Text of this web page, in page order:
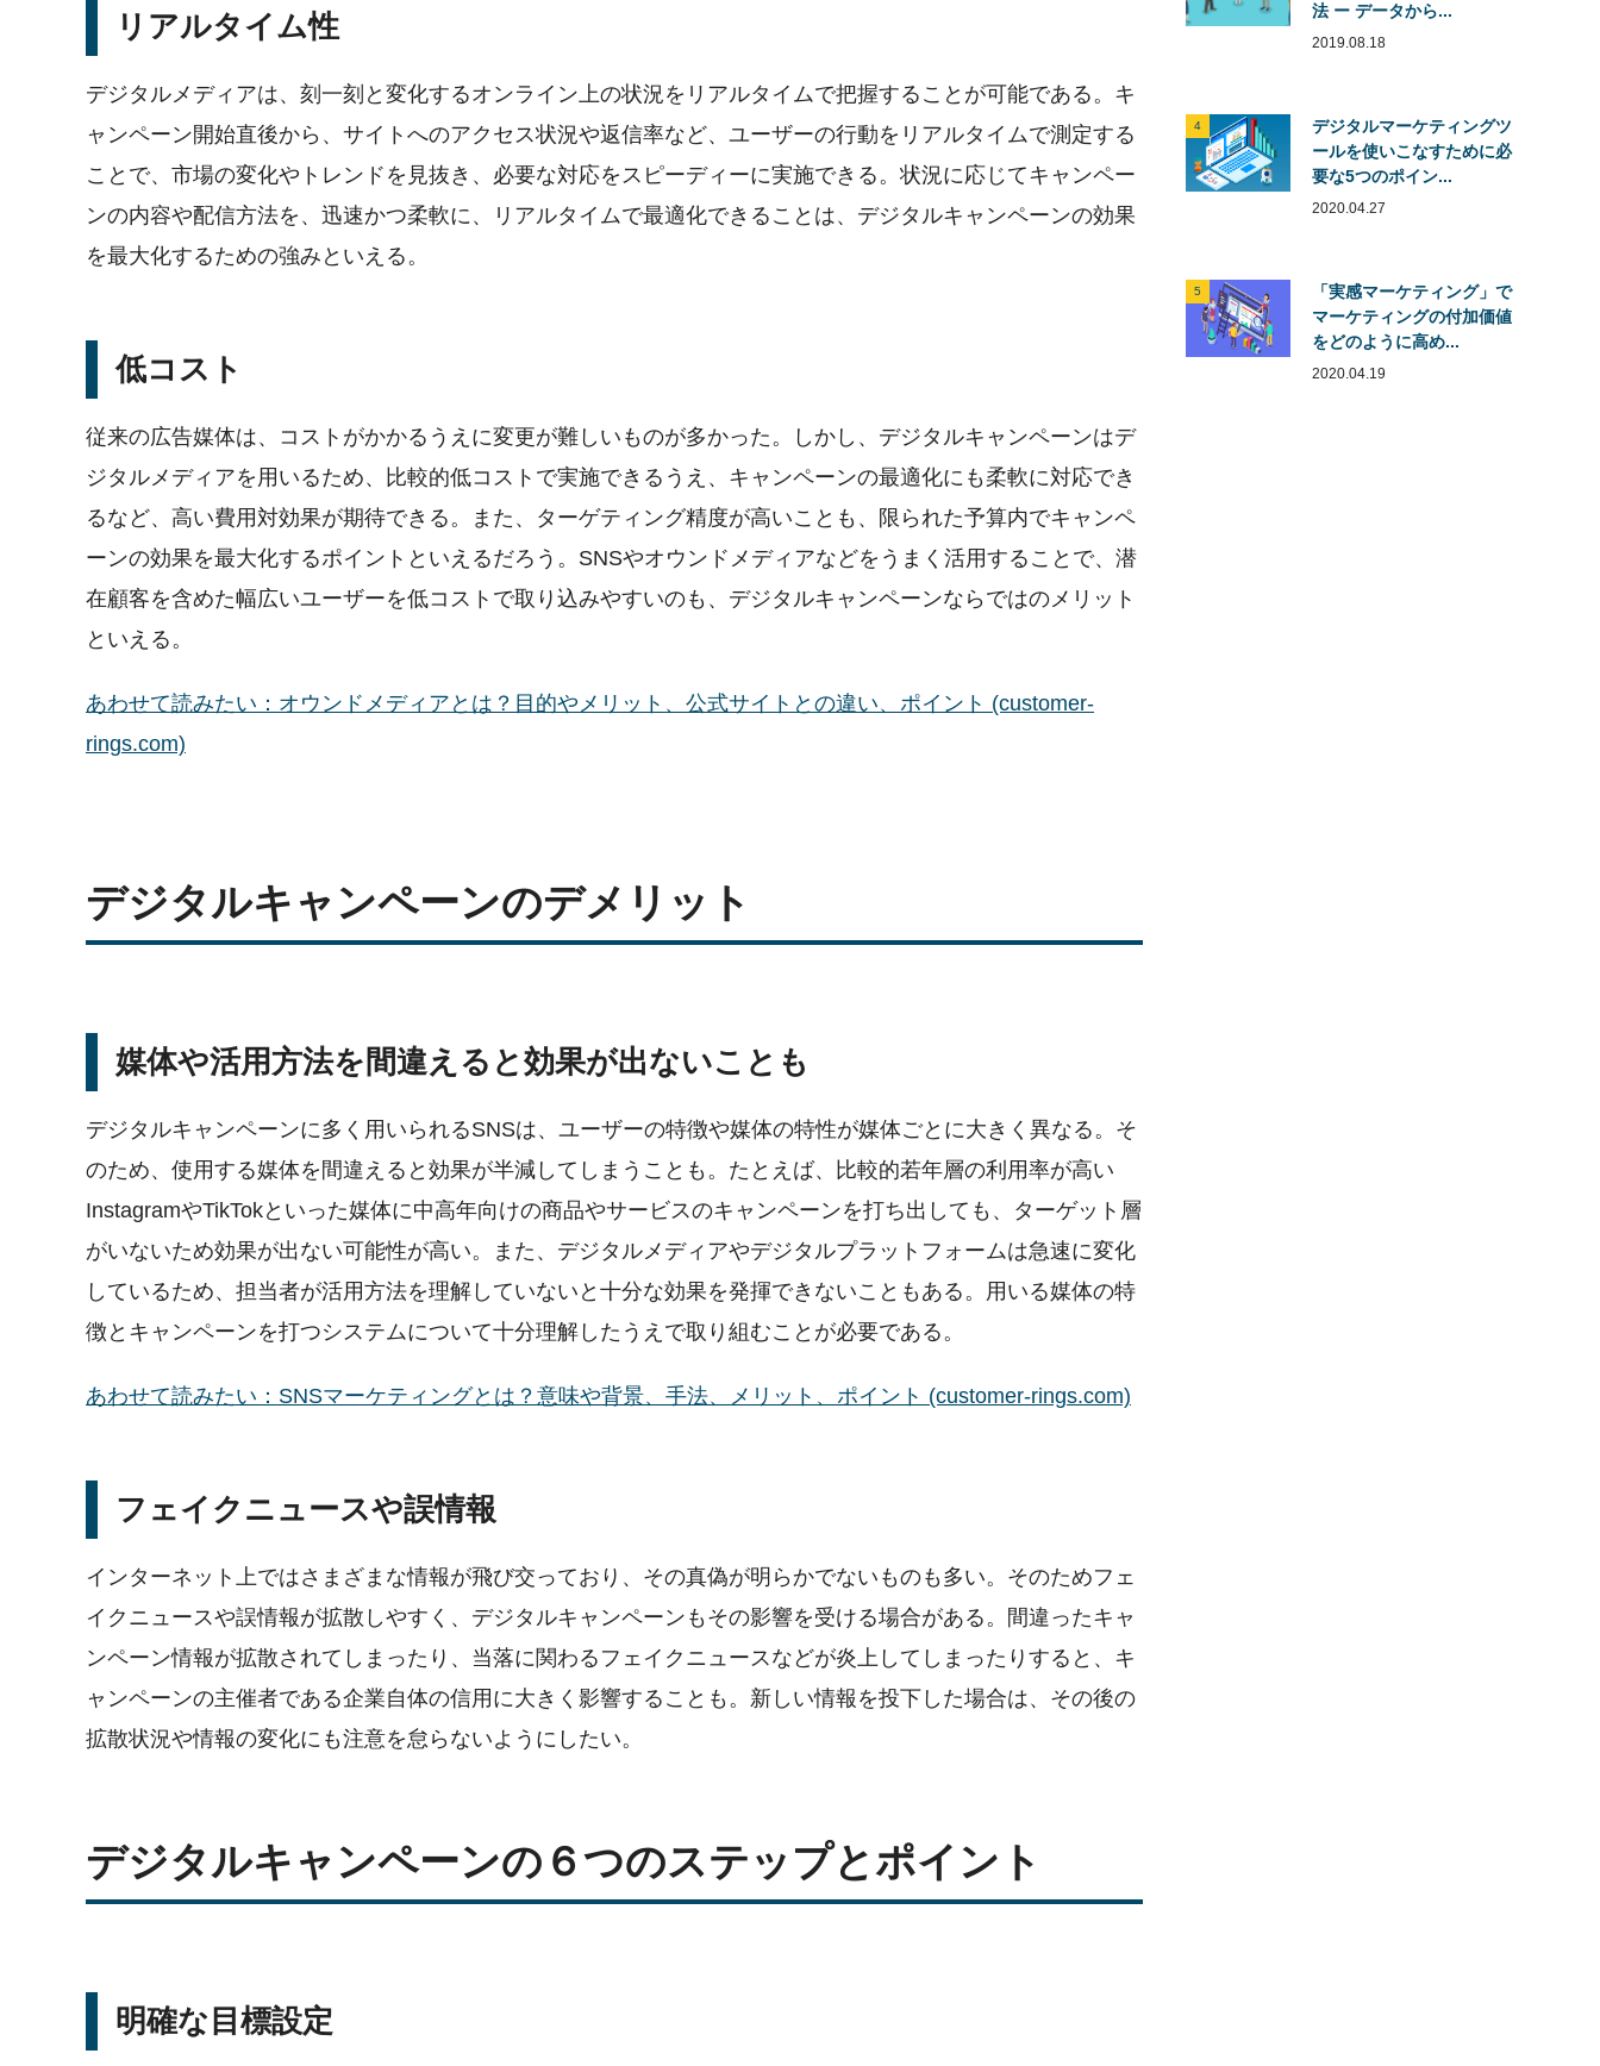
リアルタイム性
デジタルメディアは、刻一刻と変化するオンライン上の状況をリアルタイムで把握することが可能である。キ
ャンペーン開始直後から、サイトへのアクセス状況や返信率など、ユーザーの行動をリアルタイムで測定する
ことで、市場の変化やトレンドを見抜き、必要な対応をスピーディーに実施できる。状況に応じてキャンペー
ンの内容や配信方法を、迅速かつ柔軟に、リアルタイムで最適化できることは、デジタルキャンペーンの効果
を最大化するための強みといえる。
低コスト
従来の広告媒体は、コストがかかるうえに変更が難しいものが多かった。しかし、デジタルキャンペーンはデ
ジタルメディアを用いるため、比較的低コストで実施できるうえ、キャンペーンの最適化にも柔軟に対応でき
るなど、高い費用対効果が期待できる。また、ターゲティング精度が高いことも、限られた予算内でキャンペ
ーンの効果を最大化するポイントといえるだろう。SNSやオウンドメディアなどをうまく活用することで、潜
在顧客を含めた幅広いユーザーを低コストで取り込みやすいのも、デジタルキャンペーンならではのメリット
といえる。
あわせて読みたい：オウンドメディアとは？目的やメリット、公式サイトとの違い、ポイント (customer-
rings.com)
デジタルキャンペーンのデメリット
媒体や活用方法を間違えると効果が出ないことも
デジタルキャンペーンに多く用いられるSNSは、ユーザーの特徴や媒体の特性が媒体ごとに大きく異なる。そ
のため、使用する媒体を間違えると効果が半減してしまうことも。たとえば、比較的若年層の利用率が高い
InstagramやTikTokといった媒体に中高年向けの商品やサービスのキャンペーンを打ち出しても、ターゲット層
がいないため効果が出ない可能性が高い。また、デジタルメディアやデジタルプラットフォームは急速に変化
しているため、担当者が活用方法を理解していないと十分な効果を発揮できないこともある。用いる媒体の特
徴とキャンペーンを打つシステムについて十分理解したうえで取り組むことが必要である。
あわせて読みたい：SNSマーケティングとは？意味や背景、手法、メリット、ポイント (customer-rings.com)
フェイクニュースや誤情報
インターネット上ではさまざまな情報が飛び交っており、その真偽が明らかでないものも多い。そのためフェ
イクニュースや誤情報が拡散しやすく、デジタルキャンペーンもその影響を受ける場合がある。間違ったキャ
ンペーン情報が拡散されてしまったり、当落に関わるフェイクニュースなどが炎上してしまったりすると、キ
ャンペーンの主催者である企業自体の信用に大きく影響することも。新しい情報を投下した場合は、その後の
拡散状況や情報の変化にも注意を怠らないようにしたい。
デジタルキャンペーンの６つのステップとポイント
明確な目標設定
法 ー データから...
2019.08.18
4
デジタルマーケティングツ
ールを使いこなすために必
要な5つのポイン...
2020.04.27
5
「実感マーケティング」で
マーケティングの付加価値
をどのように高め...
2020.04.19